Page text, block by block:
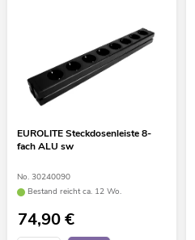
EUROLITE Steckdosenleiste 8-
fach ALU sw
No. 30240090
Bestand reicht ca. 12 Wo.
74,90€